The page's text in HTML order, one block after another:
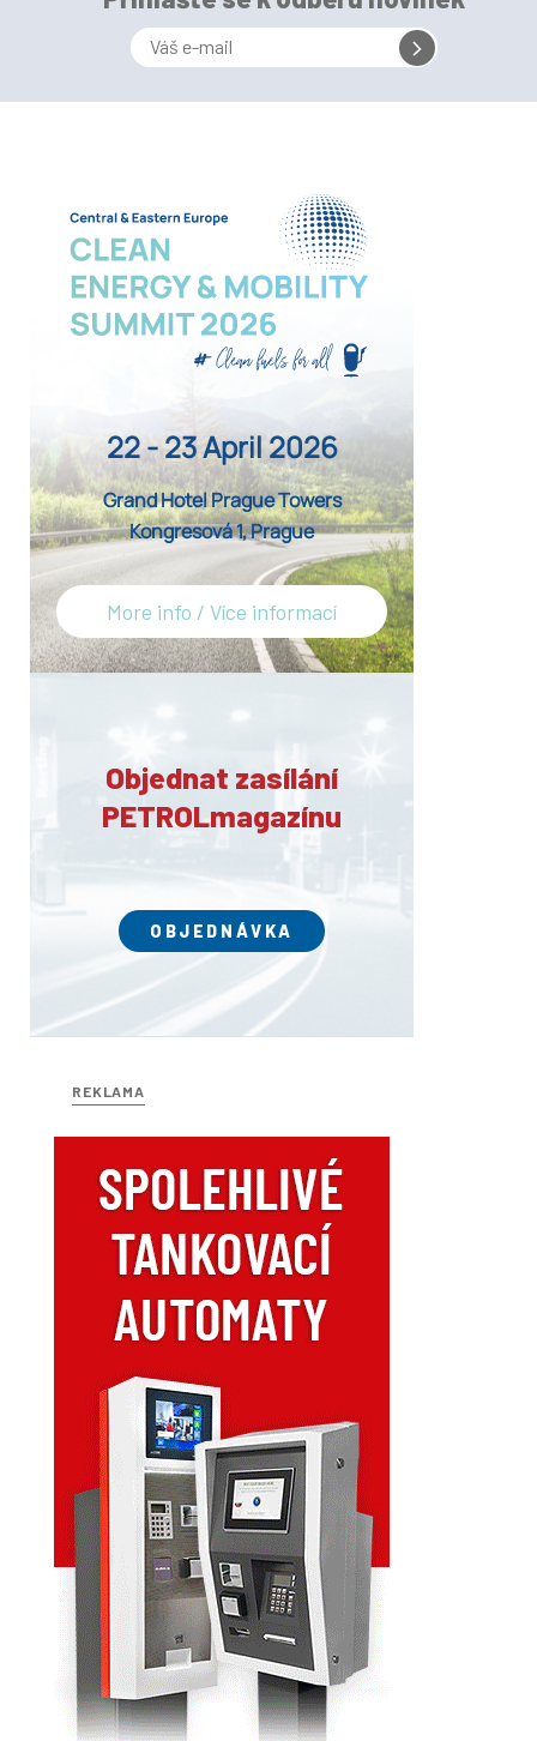
22 - 23 April 2026
Grand Hotel Prague Towers
Kongresová 1, Prague
More info / Více informací
Objednat zasílání
PETROLmagazínu
OBJEDNÁVKA
REKLAMA